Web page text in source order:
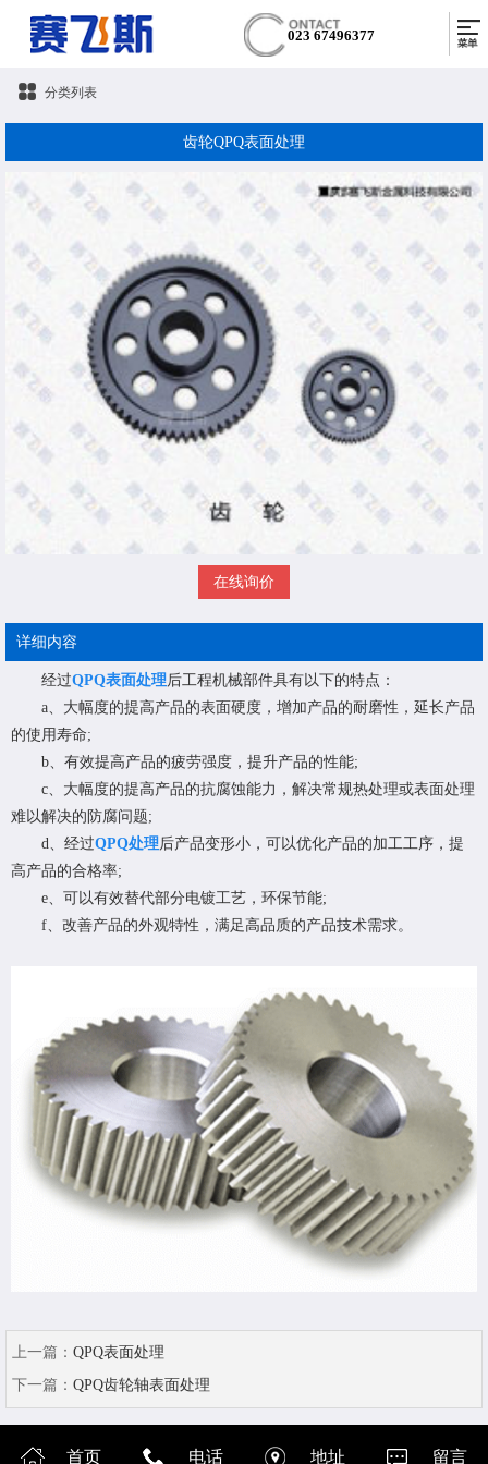
023 67496377
分类列表
齿轮QPQ表面处理
在线询价
详细内容
经过QPQ表面处理后工程机械部件具有以下的特点：
a、大幅度的提高产品的表面硬度，增加产品的耐磨性，延长产品
的使用寿命;
b、有效提高产品的疲劳强度，提升产品的性能;
c、大幅度的提高产品的抗腐蚀能力，解决常规热处理或表面处理
难以解决的防腐问题;
d、经过QPQ处理后产品变形小，可以优化产品的加工工序，提
高产品的合格率;
e、可以有效替代部分电镀工艺，环保节能;
f、改善产品的外观特性，满足高品质的产品技术需求。
上一篇： QPQ表面处理
下一篇： QPQ齿轮轴表面处理
首页 电话 地址 留言